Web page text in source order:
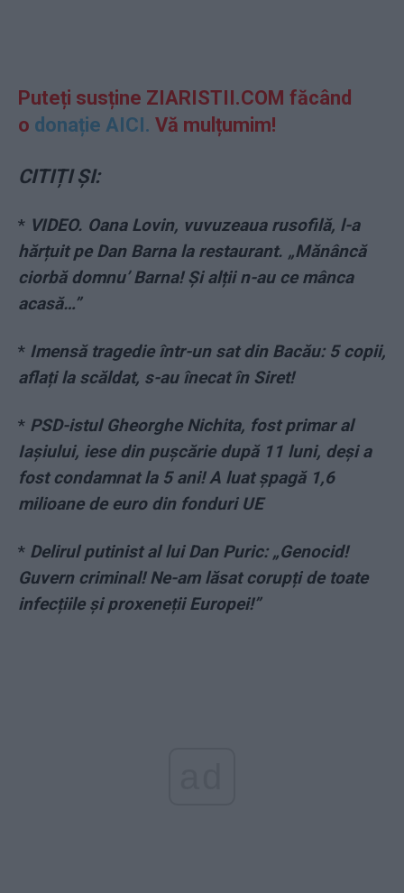
Puteți susține ZIARISTII.COM făcând
o donație AICI. Vă mulțumim!
CITIȚI ȘI:
* VIDEO. Oana Lovin, vuvuzeaua rusofilă, l-a
hărțuit pe Dan Barna la restaurant. „Mănâncă
ciorbă domnu’ Barna! Și alții n-au ce mânca
acasă…”
* Imensă tragedie într-un sat din Bacău: 5 copii,
aflați la scăldat, s-au înecat în Siret!
* PSD-istul Gheorghe Nichita, fost primar al
Iașiului, iese din pușcărie după 11 luni, deși a
fost condamnat la 5 ani! A luat șpagă 1,6
milioane de euro din fonduri UE
* Delirul putinist al lui Dan Puric: „Genocid!
Guvern criminal! Ne-am lăsat corupți de toate
infecțiile și proxeneții Europei!”